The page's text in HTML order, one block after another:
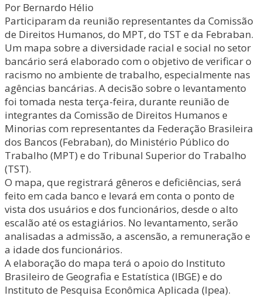
Por Bernardo Hélio
Participaram da reunião representantes da Comissão
de Direitos Humanos, do MPT, do TST e da Febraban.
Um mapa sobre a diversidade racial e social no setor
bancário será elaborado com o objetivo de verificar o
racismo no ambiente de trabalho, especialmente nas
agências bancárias. A decisão sobre o levantamento
foi tomada nesta terça-feira, durante reunião de
integrantes da Comissão de Direitos Humanos e
Minorias com representantes da Federação Brasileira
dos Bancos (Febraban), do Ministério Público do
Trabalho (MPT) e do Tribunal Superior do Trabalho
(TST).
O mapa, que registrará gêneros e deficiências, será
feito em cada banco e levará em conta o ponto de
vista dos usuários e dos funcionários, desde o alto
escalão até os estagiários. No levantamento, serão
analisadas a admissão, a ascensão, a remuneração e
a idade dos funcionários.
A elaboração do mapa terá o apoio do Instituto
Brasileiro de Geografia e Estatística (IBGE) e do
Instituto de Pesquisa Econômica Aplicada (Ipea).